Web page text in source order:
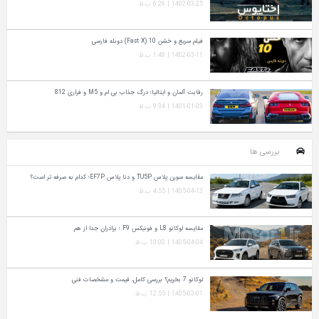
1402-03-25 | 6:26 ب.ظ
فیلم سریع و خشن 10 (Fast X) دوبله فارسی
1402-03-11 | 1:48 ب.ظ
رقابت آلمان و ایتالیا؛ درگ جذاب بی ام و M5 و فراری 812
1401-01-03 | 9:34 ب.ظ
بررسی ها
مقایسه سورن پلاس TU5P و دنا پلاس EF7P؛ کدام به‌ صرفه‌ تر است؟
1405-04-13 | 4:55 ب.ظ
مقایسه لوکانو L8 و فونیکس F9 ؛ برادران جدا از هم
1405-04-04 | 10:00 ب.ظ
لوکانو 7 بخریم؟ بررسی کامل، قیمت و مشخصات فنی
1405-03-01 | 12:55 ب.ظ